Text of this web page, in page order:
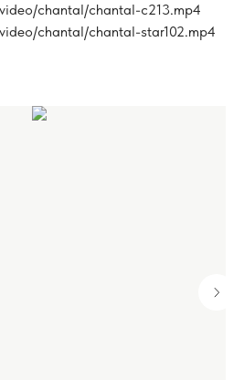
chantal/chantal-c213.mp4
chantal/chantal-star102.mp4